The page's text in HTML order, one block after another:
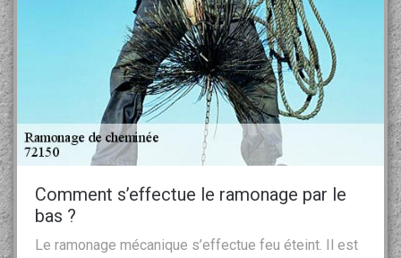
Comment s’effectue le ramonage par le
bas ?
Le ramonage mécanique s’effectue feu éteint. Il est